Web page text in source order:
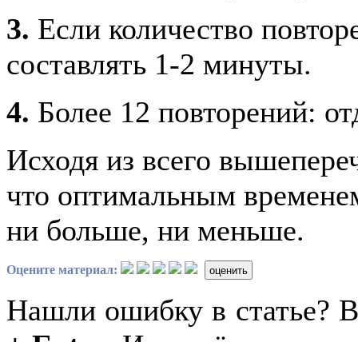
3. Если количество
составлять 1-2 минуты.
4. Более 12 повторений:
Исходя из всего
что оптимальным
ни больше, ни меньше.
Оцените материал: оценить
Нашли ошибку в статье?